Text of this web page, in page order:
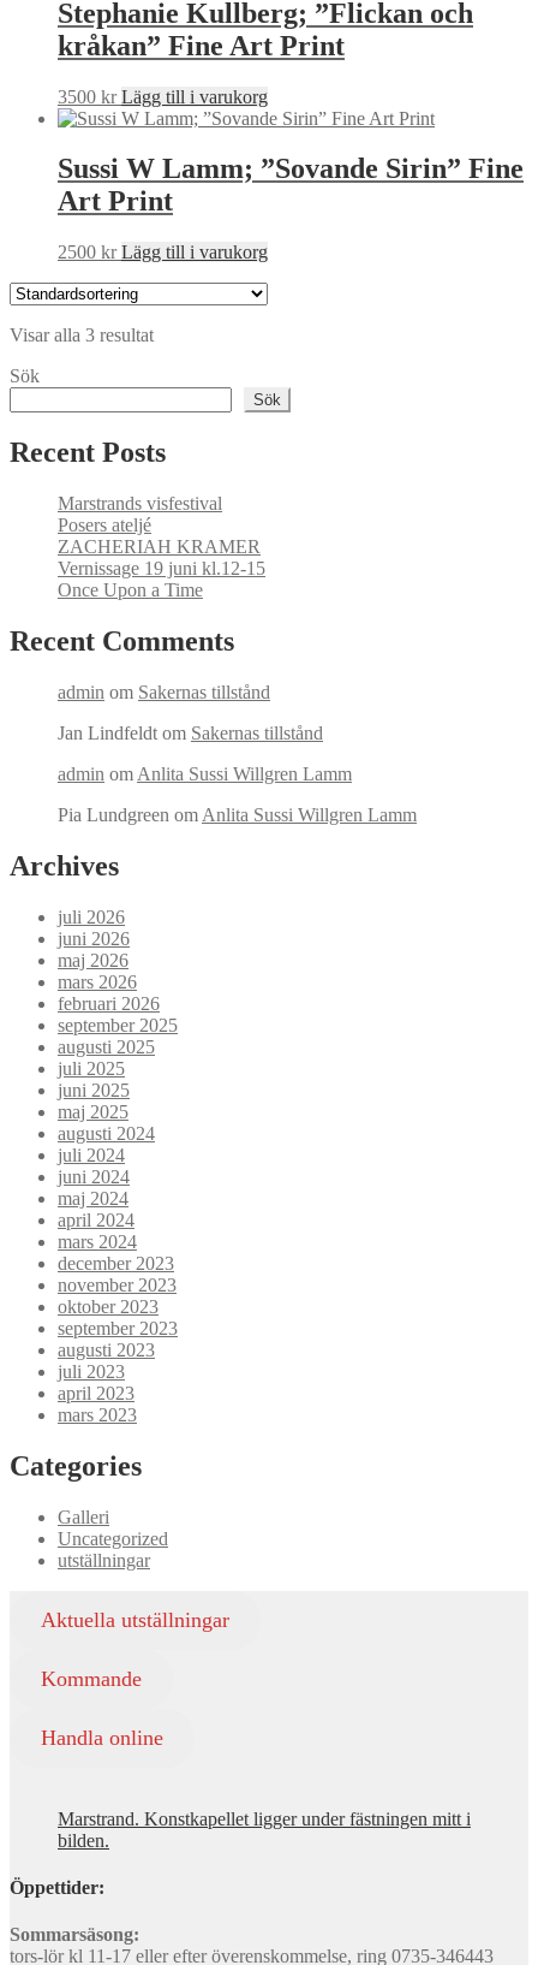
Stephanie Kullberg; ”Flickan och
kråkan” Fine Art Print
3500 kr Lägg till i varukorg
Sussi W Lamm; ”Sovande Sirin” Fine
Art Print
2500 kr Lägg till i varukorg
Visar alla 3 resultat
Sök
Sök
Recent Posts
Marstrands visfestival
Posers ateljé
ZACHERIAH KRAMER
Vernissage 19 juni kl.12-15
Once Upon a Time
Recent Comments
admin om Sakernas tillstånd
Jan Lindfeldt om Sakernas tillstånd
admin om Anlita Sussi Willgren Lamm
Pia Lundgreen om Anlita Sussi Willgren Lamm
Archives
juli 2026
juni 2026
maj 2026
mars 2026
februari 2026
september 2025
augusti 2025
juli 2025
juni 2025
maj 2025
augusti 2024
juli 2024
juni 2024
maj 2024
april 2024
mars 2024
december 2023
november 2023
oktober 2023
september 2023
augusti 2023
juli 2023
april 2023
mars 2023
Categories
Galleri
Uncategorized
utställningar
Aktuella utställningar
Kommande
Handla online
Marstrand. Konstkapellet ligger under fästningen mitt i
bilden.
Öppettider:
Sommarsäsong:
tors-lör kl 11-17 eller efter överenskommelse, ring 0735-346443